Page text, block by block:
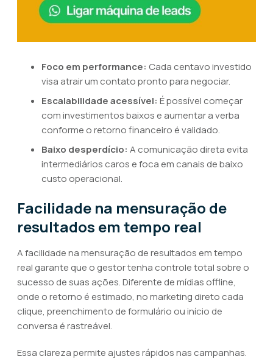
Foco em performance: Cada centavo investido
visa atrair um contato pronto para negociar.
Escalabilidade acessível: É possível começar
com investimentos baixos e aumentar a verba
conforme o retorno financeiro é validado.
Baixo desperdício: A comunicação direta evita
intermediários caros e foca em canais de baixo
custo operacional.
Facilidade na mensuração de
resultados em tempo real
A facilidade na mensuração de resultados em tempo
real garante que o gestor tenha controle total sobre o
sucesso de suas ações. Diferente de mídias offline,
onde o retorno é estimado, no marketing direto cada
clique, preenchimento de formulário ou início de
conversa é rastreável.
Essa clareza permite ajustes rápidos nas campanhas.